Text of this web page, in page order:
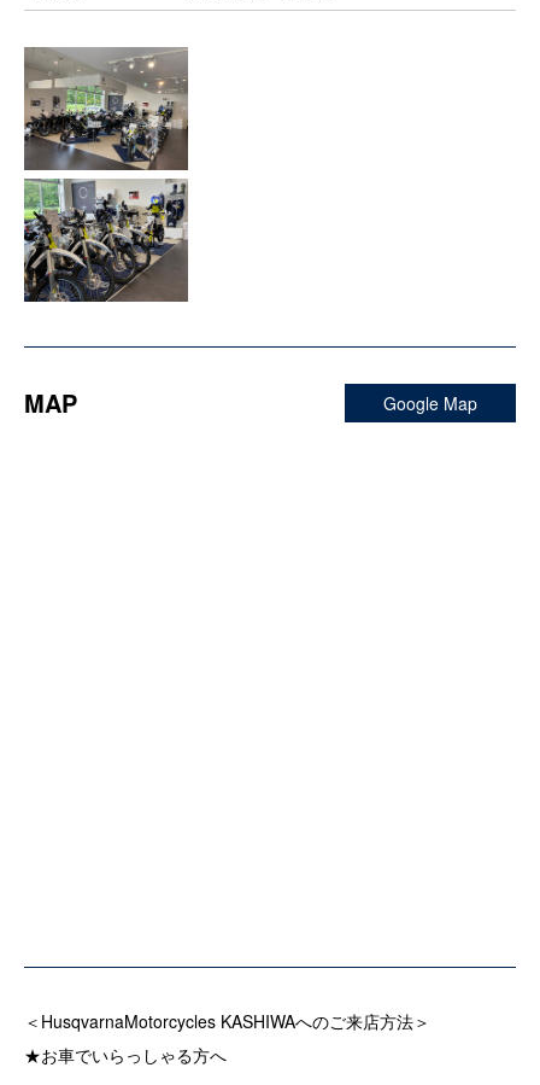
MAP Google Map
＜HusqvarnaMotorcycles KASHIWAへのご来店方法＞
★お車でいらっしゃる方へ